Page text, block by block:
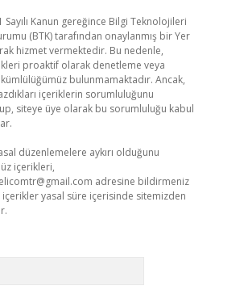
Sayılı Kanun gereğince Bilgi Teknolojileri
(BTK) tarafından onaylanmış bir Yer
hizmet vermektedir. Bu nedenle,
proaktif olarak denetleme veya
bulunmamaktadır. Ancak,
içeriklerin sorumluluğunu
siteye üye olarak bu sorumluluğu kabul
düzenlemelere aykırı olduğunu
içerikleri,
adresine bildirmeniz
yasal süre içerisinde sitemizden